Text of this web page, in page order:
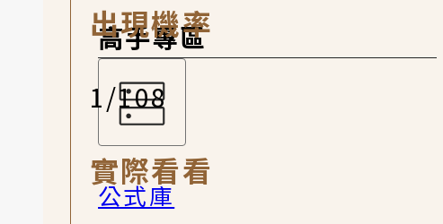
高手專區
公式庫
出現機率
1/108
實際看看